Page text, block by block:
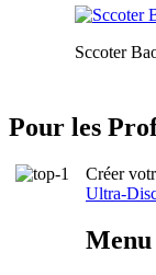
Sccoter
Pour les
Créer
Ultra-
Menu